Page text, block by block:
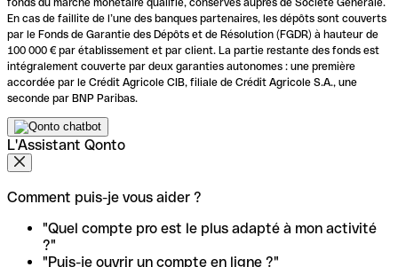
fonds du marché monétaire qualifié, conservés auprès de Société Générale.
En cas de faillite de l’une des banques partenaires, les dépôts sont couverts
par le Fonds de Garantie des Dépôts et de Résolution (FGDR) à hauteur de
100 000 € par établissement et par client. La partie restante des fonds est
intégralement couverte par deux garanties autonomes : une première
accordée par le Crédit Agricole CIB, filiale de Crédit Agricole S.A., une
seconde par BNP Paribas.
L'Assistant Qonto
Comment puis-je vous aider ?
"Quel compte pro est le plus adapté à mon activité
?"
"Puis-je ouvrir un compte en ligne ?"